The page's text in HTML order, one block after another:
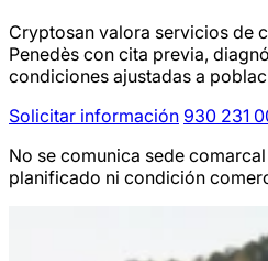
Cryptosan valora servicios de
Penedès con cita previa,
condiciones ajustadas a
Solicitar información 930 231
No se comunica sede
planificado ni condición